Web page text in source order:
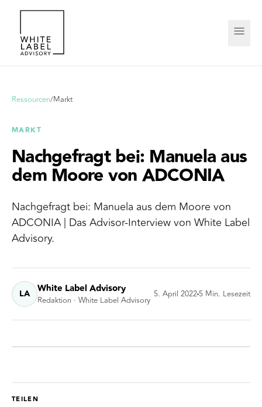
Ressourcen/Markt
MARKT
Nachgefragt bei: Manuela aus
dem Moore von ADCONIA
Nachgefragt bei: Manuela aus dem Moore von
ADCONIA | Das Advisor-Interview von White Label
Advisory.
LA White Label Advisory
Redaktion · White Label Advisory
5. April 2022 5 Min. Lesezeit
TEILEN